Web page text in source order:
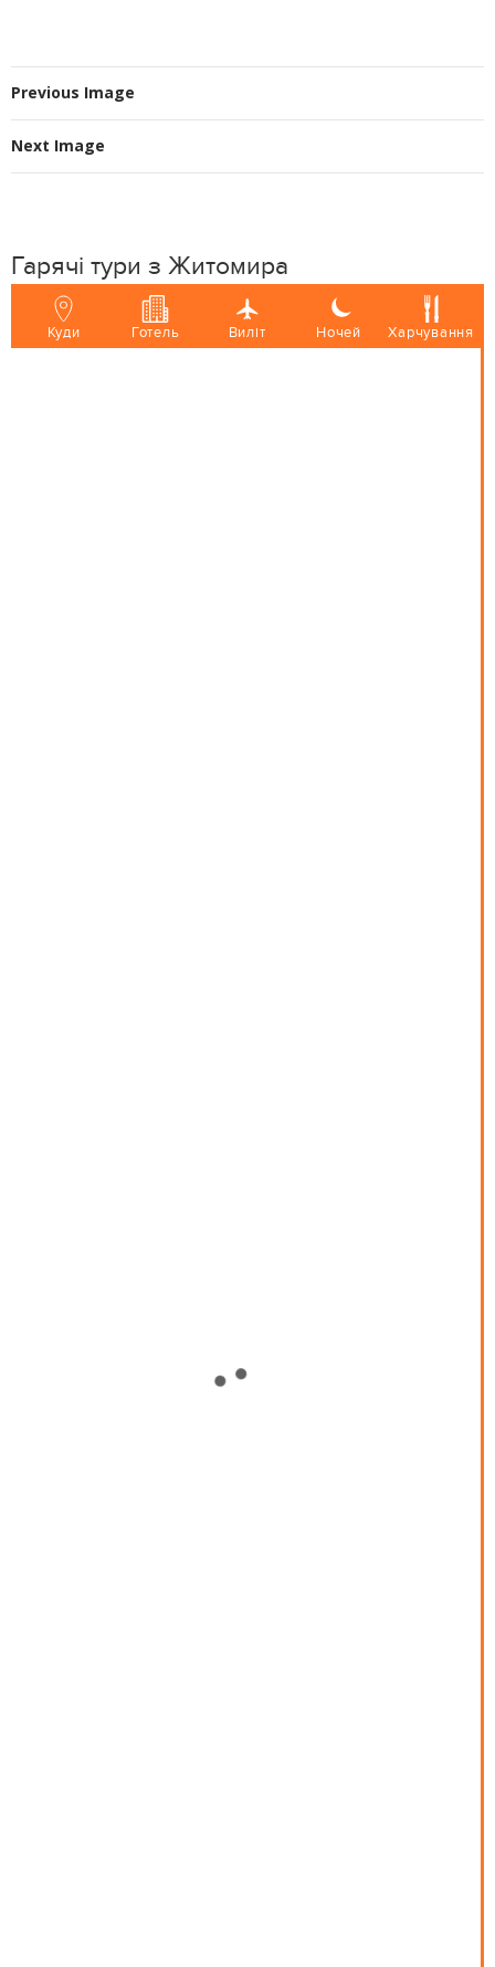
Previous Image
Next Image
Гарячі тури з Житомира
Куди Готель Виліт Ночей Харчування